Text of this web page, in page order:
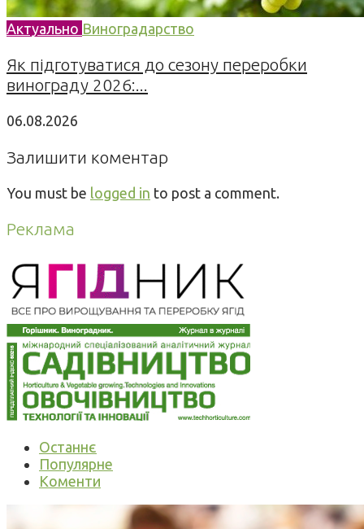
Актуально Виноградарство
Як підготуватися до сезону переробки
винограду 2026:...
06.08.2026
Залишити коментар
You must be logged in to post a comment.
Реклама
Останнє
Популярне
Коменти